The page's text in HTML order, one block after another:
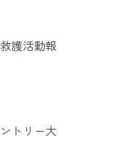
護活動報
トリー大